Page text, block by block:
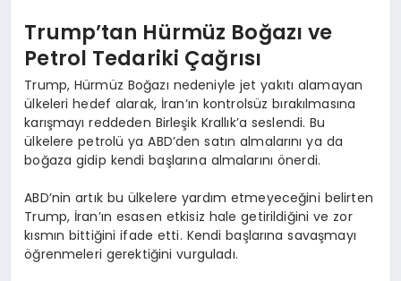
Trump’tan Hürmüz Boğazı ve
Petrol Tedariki Çağrısı
Trump, Hürmüz Boğazı nedeniyle jet yakıtı alamayan
ülkeleri hedef alarak, İran’ın kontrolsüz bırakılmasına
karışmayı reddeden Birleşik Krallık’a seslendi. Bu
ülkelere petrolü ya ABD’den satın almalarını ya da
boğaza gidip kendi başlarına almalarını önerdi.
ABD’nin artık bu ülkelere yardım etmeyeceğini belirten
Trump, İran’ın esasen etkisiz hale getirildiğini ve zor
kısmın bittiğini ifade etti. Kendi başlarına savaşmayı
öğrenmeleri gerektiğini vurguladı.